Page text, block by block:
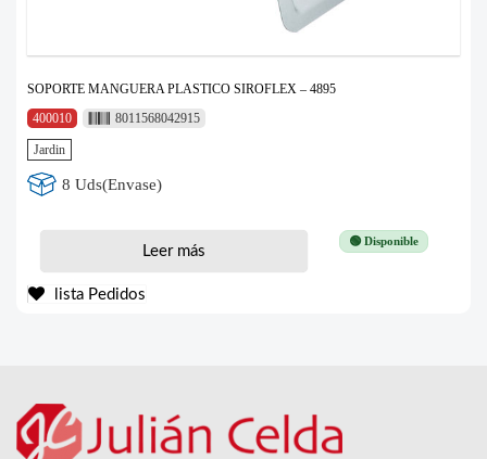
SOPORTE MANGUERA PLASTICO SIROFLEX – 4895
400010
8011568042915
Jardin
8 Uds(Envase)
🟢 Disponible
Leer más
lista Pedidos